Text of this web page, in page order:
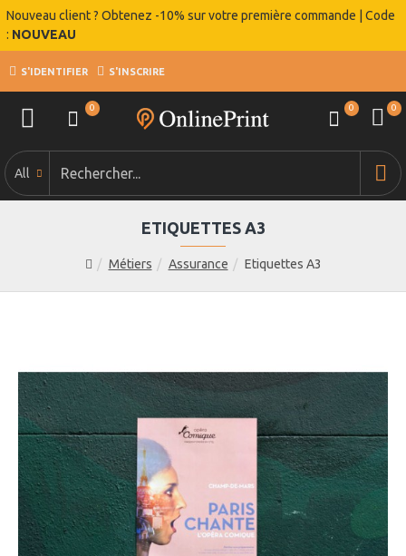
Nouveau client ? Obtenez -10% sur votre première commande | Code
: NOUVEAU
S'IDENTIFIER S'INSCRIRE
0 0 0
All
Métiers Assurance Etiquettes A3
ETIQUETTES A3